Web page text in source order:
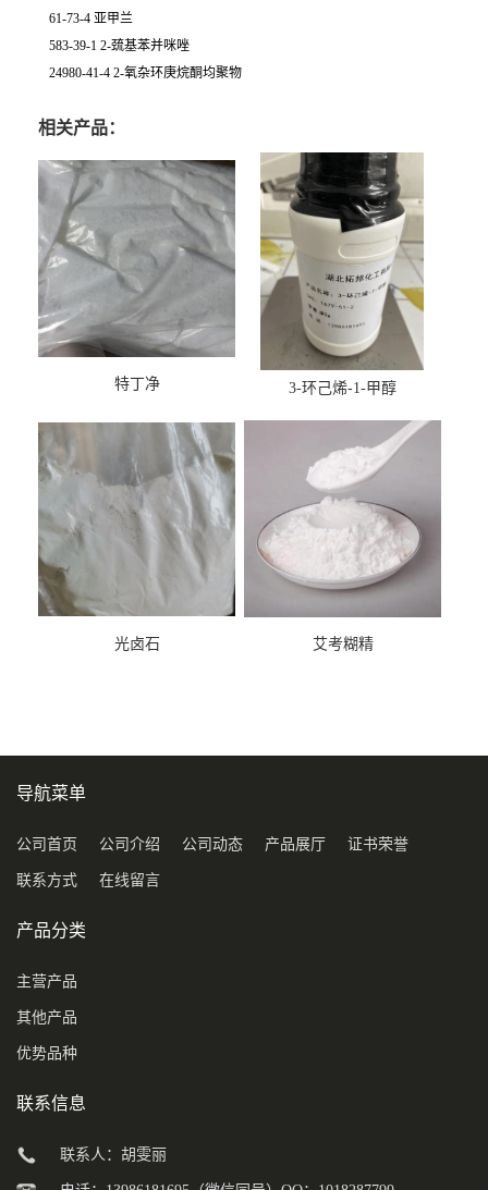
61-73-4 亚甲兰
583-39-1 2-巯基苯并咪唑
24980-41-4 2-氧杂环庚烷酮均聚物
相关产品：
特丁净 3-环己烯-1-甲醇
光卤石 艾考糊精
导航菜单
公司首页 公司介绍 公司动态 产品展厅 证书荣誉
联系方式 在线留言
产品分类
主营产品
其他产品
优势品种
联系信息
联系人：胡雯丽